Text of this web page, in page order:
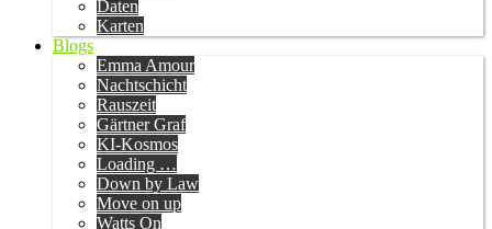
Daten
Karten
Blogs
Emma Amour
Nachtschicht
Rauszeit
Gärtner Graf
KI-Kosmos
Loading …
Down by Law
Move on up
Watts On